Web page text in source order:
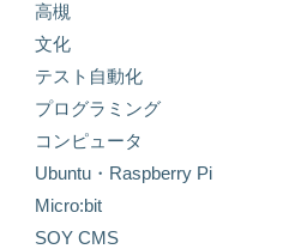
高槻
文化
テスト自動化
プログラミング
コンピュータ
Ubuntu・Raspberry Pi
Micro:bit
SOY CMS